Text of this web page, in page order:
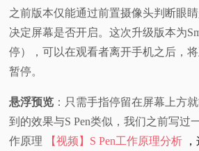
之前版本仅能通过前置摄像头判断眼
决定屏幕是否开启。这次升级版本为
停），可以在观看者离开手机之后，
暂停。
悬浮预览 ：只需手指停留在屏幕上方
到的效果与S Pen类似，我们之前写过
作原理
【视频】S Pen工作原理分析